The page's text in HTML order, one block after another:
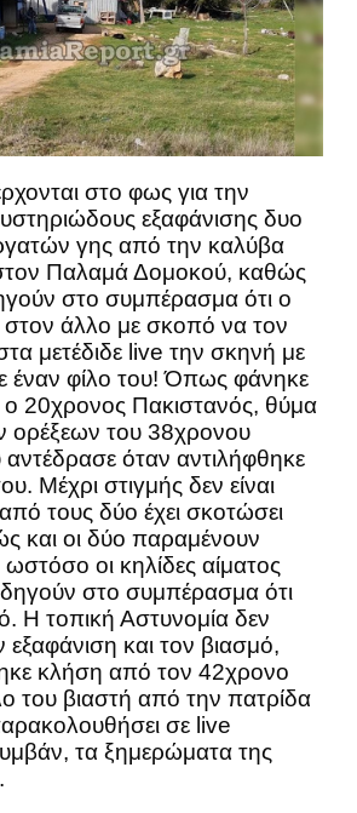
στο φως για την
εξαφάνισης δυο
γης από την καλύβα
Παλαμά Δομοκού, καθώς
στο συμπέρασμα ότι ο
στον άλλο με σκοπό να τον
μετέδιδε live την σκηνή με
έναν φίλο του! Όπως φάνηκε
20χρονος Πακιστανός, θύμα
του 38χρονου
όταν αντιλήφθηκε
Μέχρι στιγμής δεν είναι
τους δύο έχει σκοτώσει
και οι δύο παραμένουν
ωστόσο οι κηλίδες αίματος
στο συμπέρασμα ότι
Η τοπική Αστυνομία δεν
εξαφάνιση και τον βιασμό,
κλήση από τον 42χρονο
του βιαστή από την πατρίδα
σε live
τα ξημερώματα της